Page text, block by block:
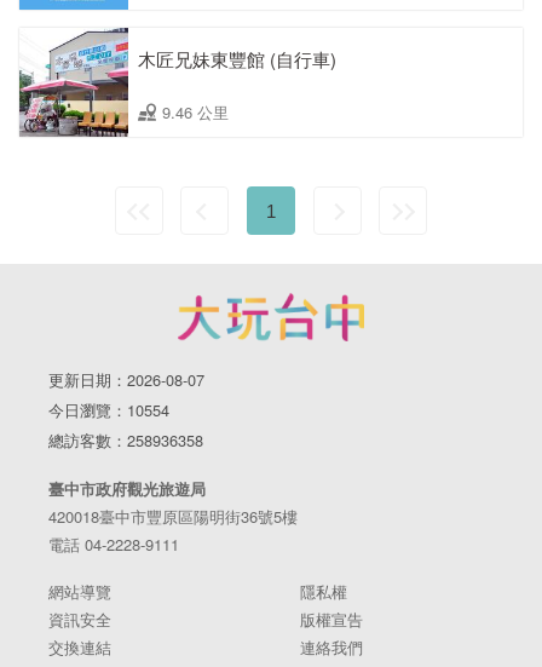
木匠兄妹東豐館 (自行車)
9.46 公里
1
更新日期：2026-08-07
今日瀏覽：10554
總訪客數：258936358
臺中市政府觀光旅遊局
420018臺中市豐原區陽明街36號5樓
電話 04-2228-9111
網站導覽
隱私權
資訊安全
版權宣告
交換連結
連絡我們